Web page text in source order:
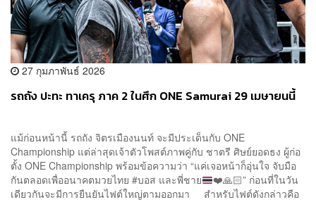
27 กุมภาพันธ์ 2026
รถถัง ปะทะ ทาเครุ ภาค 2 ในศึก ONE Samurai 29 เมษายนนี้
แม้ก่อนหน้านี้ รถถัง จิตรเมืองนนท์ จะมีประเด็นกับ ONE
Championship แต่ล่าสุดเจ้าตัวโพสต์ภาพคู่กับ ชาตรี ศิษย์ยอดธง ผู้ก่อ
ตั้ง ONE Championship พร้อมข้อความว่า “แค่เจอหน้าก็อุ่นใจ จับมือ
กันตลอดเพื่ออนาคตมวยไทย #บอส และพี่ชาย
❤️🙏🏻” ก่อนที่ในวัน
เดียวกันจะมีการยืนยันไฟต์ใหญ่ตามออกมา สำหรับไฟต์ดังกล่าวคือ